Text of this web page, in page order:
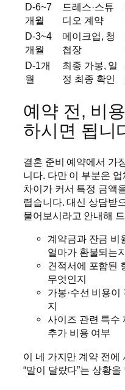
D-6~7
개월
드레스·스튜
디오 계약
D-3~4
개월
메이크업, 청
첩장
D-1개
월
최종 가봉, 일
정 최종 확인
예약 전, 비
하시면 됩니
결혼 준비 예약에서 가
니다. 다만 이 부분은
차이가 커서 특정 금액
렵습니다. 대신 상담받
물어보시라고 안내해
계약금과 잔금 비
얼마가 환불되는
견적서에 포함된
무엇인지
가봉·수선 비용
지
사이즈 관련 특수
추가 비용 여부
이 네 가지만 계약 전에
“말이 달랐다”는 상황